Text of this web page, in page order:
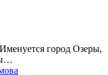
город Озеры,